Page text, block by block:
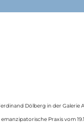
Dölberg in der
Praxis vom